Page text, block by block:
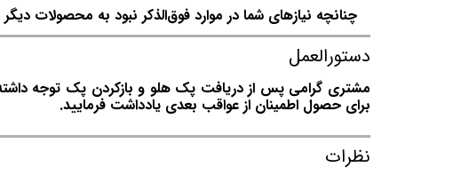
چنانچه نیازهای شما در موارد فوق‌الذکر نبود به محصولات
دستورالعمل
مشتری گرامی پس از دریافت پک هلو و بازکردن پک توجه
برای حصول اطمینان از عواقب بعدی یادداشت فرمایید.
نظرات